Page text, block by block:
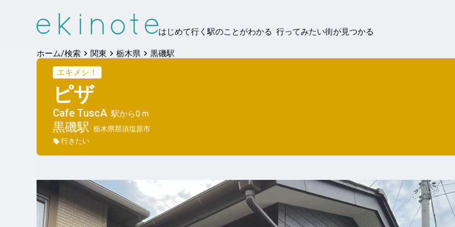
はじめて行く駅のことがわかる 行ってみたい街が見つかる
ホーム/検索 関東 栃木県
黒磯駅
エキメシ！
ピザ
Cafe TuscA 駅から0 m
黒磯駅 栃木県那須塩原市
行きたい